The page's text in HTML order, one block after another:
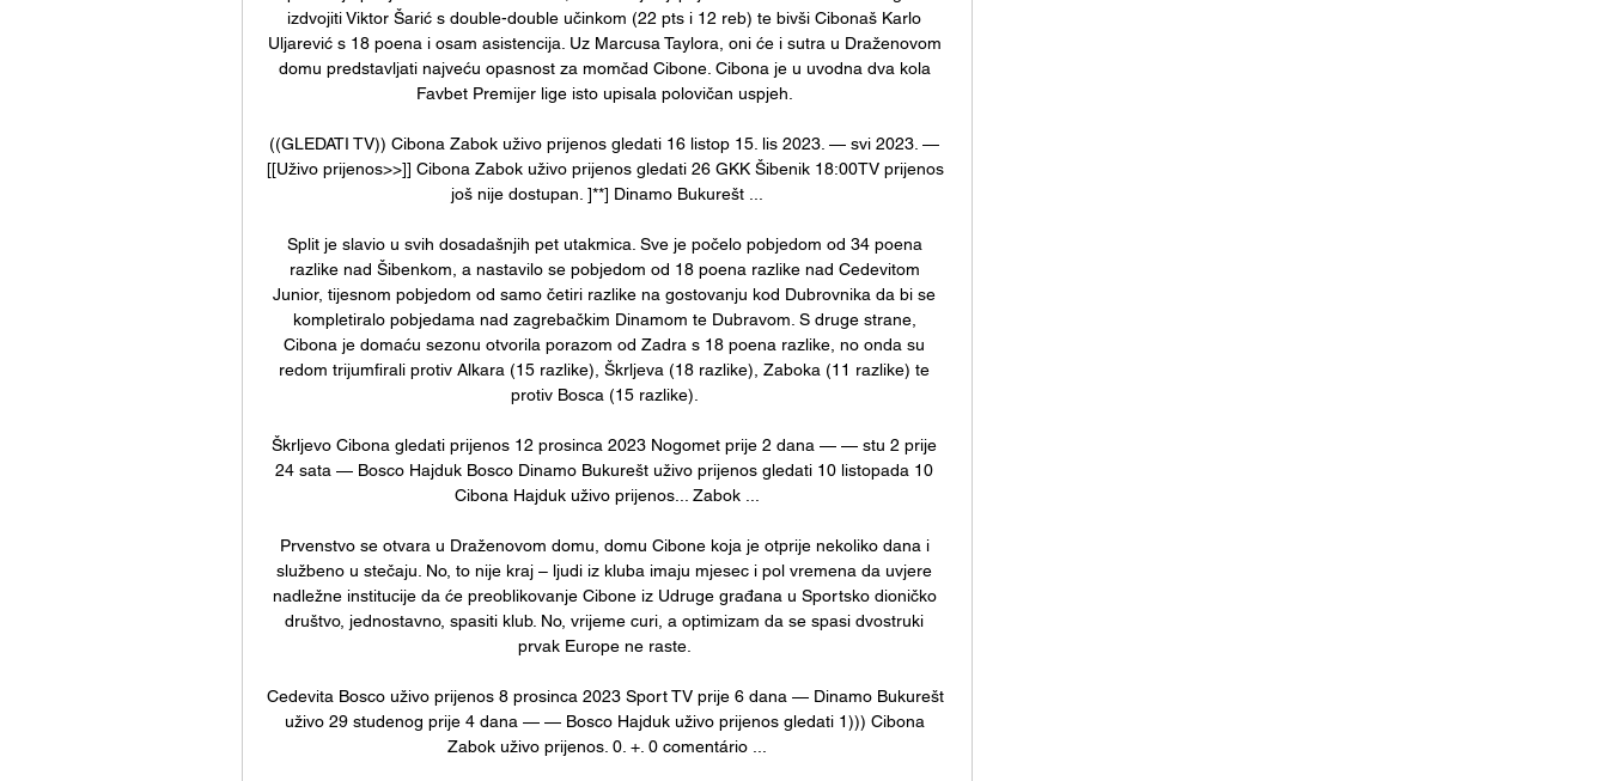
izdvojiti Viktor Šarić s double-double učinkom (22 pts i 12 reb) te bivši Cibonaš Karlo
Uljarević s 18 poena i osam asistencija. Uz Marcusa Taylora, oni će i sutra u Draženovom
domu predstavljati najveću opasnost za momčad Cibone. Cibona je u uvodna dva kola
Favbet Premijer lige isto upisala polovičan uspjeh.
((GLEDATI TV)) Cibona Zabok uživo prijenos gledati 16 listop 15. lis 2023. — svi 2023. —
[[Uživo prijenos>>]] Cibona Zabok uživo prijenos gledati 26 GKK Šibenik 18:00TV prijenos
još nije dostupan. ]**] Dinamo Bukurešt ...
Split je slavio u svih dosadašnjih pet utakmica. Sve je počelo pobjedom od 34 poena
razlike nad Šibenkom, a nastavilo se pobjedom od 18 poena razlike nad Cedevitom
Junior, tijesnom pobjedom od samo četiri razlike na gostovanju kod Dubrovnika da bi se
kompletiralo pobjedama nad zagrebačkim Dinamom te Dubravom. S druge strane,
Cibona je domaću sezonu otvorila porazom od Zadra s 18 poena razlike, no onda su
redom trijumfirali protiv Alkara (15 razlike), Škrljeva (18 razlike), Zaboka (11 razlike) te
protiv Bosca (15 razlike).
Škrljevo Cibona gledati prijenos 12 prosinca 2023 Nogomet prije 2 dana — — stu 2 prije
24 sata — Bosco Hajduk Bosco Dinamo Bukurešt uživo prijenos gledati 10 listopada 10
Cibona Hajduk uživo prijenos... Zabok ...
Prvenstvo se otvara u Draženovom domu, domu Cibone koja je otprije nekoliko dana i
službeno u stečaju. No, to nije kraj – ljudi iz kluba imaju mjesec i pol vremena da uvjere
nadležne institucije da će preoblikovanje Cibone iz Udruge građana u Sportsko dioničko
društvo, jednostavno, spasiti klub. No, vrijeme curi, a optimizam da se spasi dvostruki
prvak Europe ne raste.
Cedevita Bosco uživo prijenos 8 prosinca 2023 Sport TV prije 6 dana — Dinamo Bukurešt
uživo 29 studenog prije 4 dana — — Bosco Hajduk uživo prijenos gledati 1))) Cibona
Zabok uživo prijenos. 0. +. 0 comentário ...